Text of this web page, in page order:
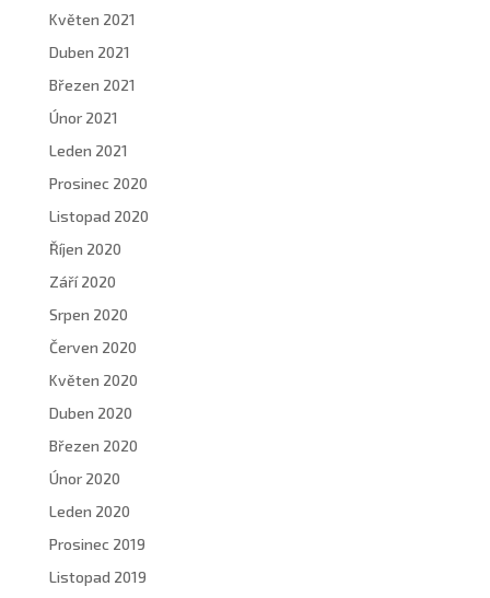
Květen 2021
Duben 2021
Březen 2021
Únor 2021
Leden 2021
Prosinec 2020
Listopad 2020
Říjen 2020
Září 2020
Srpen 2020
Červen 2020
Květen 2020
Duben 2020
Březen 2020
Únor 2020
Leden 2020
Prosinec 2019
Listopad 2019